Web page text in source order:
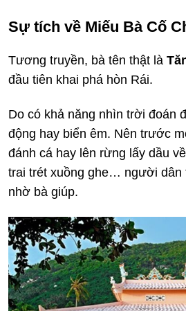
Sự tích về Miếu Bà Cố
Tương truyền, bà tên thật là
đầu tiên khai phá hòn Rái.
Do có khả năng nhìn trời đoán
động hay biển êm. Nên trước
đánh cá hay lên rừng lấy dầu
trai trét xuồng ghe… người dân
nhờ bà giúp.